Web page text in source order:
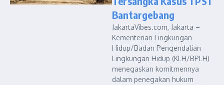
Bantargebang
JakartaVibes.com, Jakarta –
Kementerian Lingkungan
Hidup/Badan Pengendalian
Lingkungan Hidup (KLH/BPLH)
menegaskan komitmennya
dalam penegakan hukum